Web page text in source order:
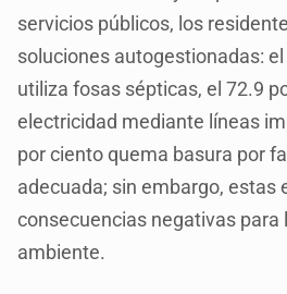
servicios públicos, los
soluciones autogestionadas:
utiliza fosas sépticas, el 72.9
electricidad mediante líneas
por ciento quema basura por
adecuada; sin embargo, estas
consecuencias negativas para
ambiente.